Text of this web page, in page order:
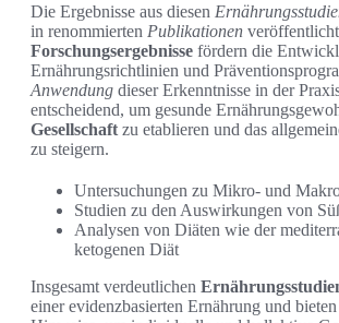
Die Ergebnisse aus diesen
in renommierten Publikationen
Forschungsergebnisse fördern die
Ernährungsrichtlinien und
Anwendung dieser Erkenntnisse in der
entscheidend, um gesunde
Gesellschaft zu etablieren und das
zu steigern.
Untersuchungen zu Mikro- und
Studien zu den Auswirkungen von
Analysen von Diäten wie der
ketogenen Diät
Insgesamt verdeutlichen
einer evidenzbasierten Ernährung und